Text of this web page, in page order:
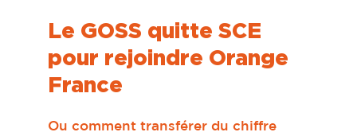
Le GOSS quitte SCE
pour rejoindre Orange
France
Ou comment transférer du chiffre